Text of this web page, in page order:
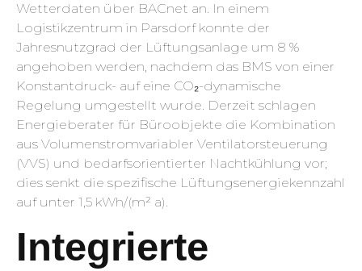
Wetterdaten über BACnet an. In einem
Logistikzentrum in Parsdorf konnte der
Jahresnutzgrad der Lüftungsanlage um 8 %
angehoben werden, nachdem das BMS von einer
Konstantdruck- auf eine CO₂-dynamische
Regelung umgestellt wurde. Derzeit schlagen
Energieberater für Büroobjekte die Kombination
aus Volumenstromvariabler Ventilatorsteuerung
(VVS) und bedarfsorientierter Nachtkühlung vor;
dies senkt die spezifische Lüftungsenergiekennzahl
auf unter 1,5 kWh/(m² a).
Integrierte